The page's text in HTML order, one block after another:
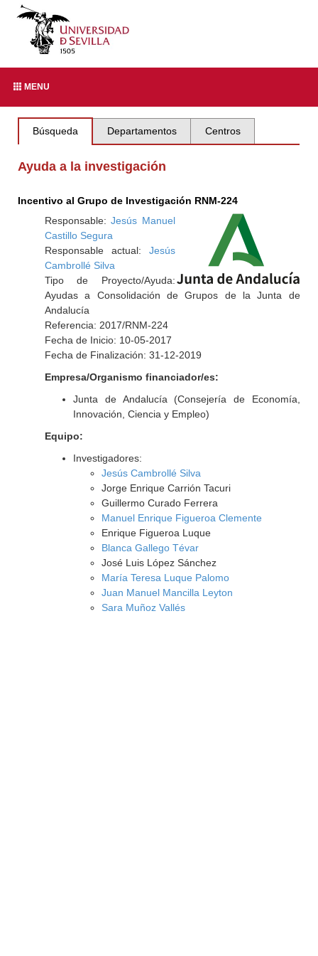
MENU
Búsqueda Departamentos Centros
Ayuda a la investigación
Incentivo al Grupo de Investigación RNM-224
Responsable:Jesús Manuel
Castillo Segura
Responsable actual: Jesús
Cambrollé Silva
Tipo de Proyecto/Ayuda:
Ayudas a Consolidación de Grupos de la Junta de
Andalucía
Referencia: 2017/RNM-224
Fecha de Inicio: 10-05-2017
Fecha de Finalización: 31-12-2019
Empresa/Organismo financiador/es:
Junta de Andalucía (Consejería de Economía,
Innovación, Ciencia y Empleo)
Equipo:
Investigadores:
Jesús Cambrollé Silva
Jorge Enrique Carrión Tacuri
Guillermo Curado Ferrera
Manuel Enrique Figueroa Clemente
Enrique Figueroa Luque
Blanca Gallego Tévar
José Luis López Sánchez
María Teresa Luque Palomo
Juan Manuel Mancilla Leyton
Sara Muñoz Vallés